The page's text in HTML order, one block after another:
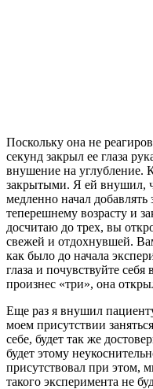
Поскольку она не
секунд закрыл ее глаза
внушение на углубление.
закрытыми. Я ей внушил,
медленно начал добавлять
теперешнему возрасту и
досчитаю до трех, вы
свежей и отдохнувшей.
как было до начала
глаза и почувствуйте
произнес «три», она
Еще раз я внушил
моем присутствии
себе, будет так же
будет этому
присутствовал при этом,
такого эксперимента не